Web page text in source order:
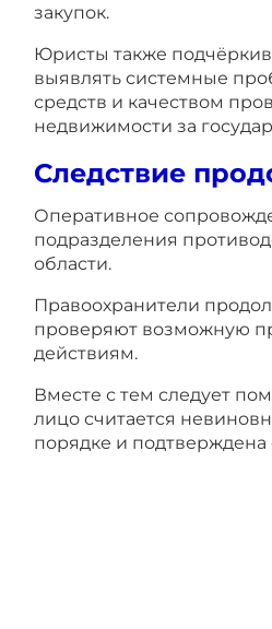
закупок.
Юристы также
выявлять системные
средств и качеством
недвижимости за
Следствие
Оперативное
подразделения
области.
Правоохранители
проверяют возможную
действиям.
Вместе с тем следует
лицо считается
порядке и